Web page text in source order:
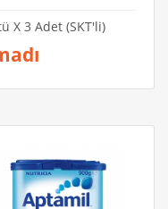
X 3 Adet (SKT'li)